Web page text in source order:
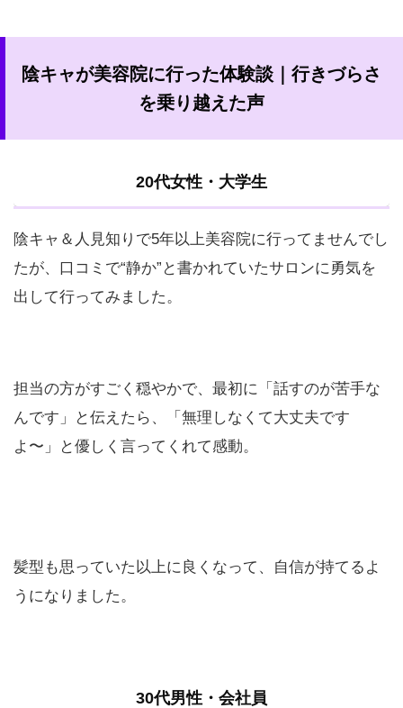
陰キャが美容院に行った体験談｜行きづらさ
を乗り越えた声
20代女性・大学生
陰キャ＆人見知りで5年以上美容院に行ってませんでし
たが、口コミで“静か”と書かれていたサロンに勇気を
出して行ってみました。
担当の方がすごく穏やかで、最初に「話すのが苦手な
んです」と伝えたら、「無理しなくて大丈夫です
よ〜」と優しく言ってくれて感動。
髪型も思っていた以上に良くなって、自信が持てるよ
うになりました。
30代男性・会社員